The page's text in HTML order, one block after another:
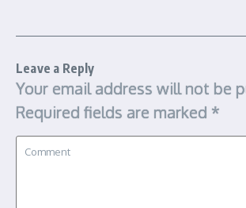
Leave a Reply
Your email address will not be
Required fields are marked *